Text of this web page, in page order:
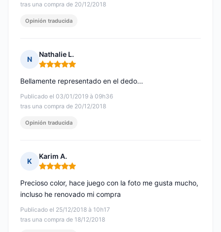
tras una compra de 20/12/2018
Opinión traducida
N
Nathalie L.
Nota: 5 de 5
Publicado el 03/01/2019 à 09h36
tras una compra de 20/12/2018
Bellamente representado en el dedo...
Opinión traducida
K
Karim A.
Nota: 5 de 5
Publicado el 25/12/2018 à 10h17
tras una compra de 18/12/2018
Precioso color, hace juego con la foto me gusta mucho,
incluso he renovado mi compra